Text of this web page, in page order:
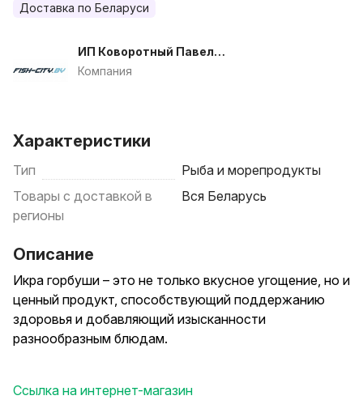
Доставка по Беларуси
ИП Коворотный Павел
Александрович
Компания
Характеристики
Тип
Рыба и морепродукты
Товары с доставкой в
регионы
Вся Беларусь
Описание
Икра горбуши – это не только вкусное угощение, но и
ценный продукт, способствующий поддержанию
здоровья и добавляющий изысканности
разнообразным блюдам.
стекло/б 100 гр - 44.4 BYN
Ссылка на интернет-магазин